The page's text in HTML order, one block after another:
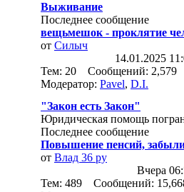
Выживание
Последнее сообщение
вещьмешок - проклятие
от Силыч
14.01.2025
Тем: 20 Сообщений: 2,579
Модератор: Pavel, D.I.
"Закон есть Закон"
Юридическая помощь
Последнее сообщение
Повышение пенсий,
от Влад 36 ру
Вчера
Тем: 489 Сообщений: